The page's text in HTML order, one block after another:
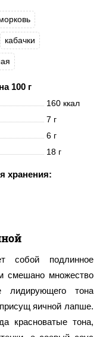
кабачки
100 г
160 ккал
7 г
6 г
18 г
хранения:
собой подлинное
смешано множество
лидирующего тона
яичной лапше.
красноватые тона,